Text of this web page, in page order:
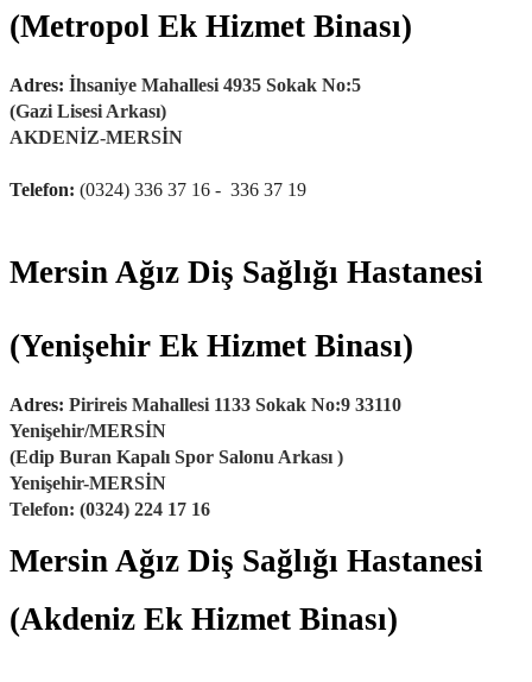
(Metropol Ek Hizmet Binası)
Adres: İhsaniye Mahallesi 4935 Sokak No:5
(Gazi Lisesi Arkası)
AKDENİZ-MERSİN
Telefon: (0324) 336 37 16 - 336 37 19
Mersin Ağız Diş Sağlığı Hastanesi
(Yenişehir Ek Hizmet Binası)
Adres: Pirireis Mahallesi 1133 Sokak No:9 33110
Yenişehir/MERSİN
(Edip Buran Kapalı Spor Salonu Arkası )
Yenişehir-MERSİN
Telefon: (0324) 224 17 16
Mersin Ağız Diş Sağlığı Hastanesi
(Akdeniz Ek Hizmet Binası)